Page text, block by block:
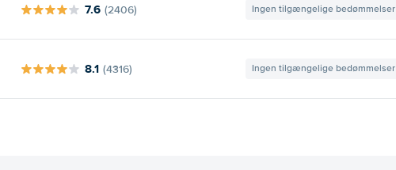
7.6 (2406) Ingen tilgængelige bedømmelser
8.1 (4316) Ingen tilgængelige bedømmelser